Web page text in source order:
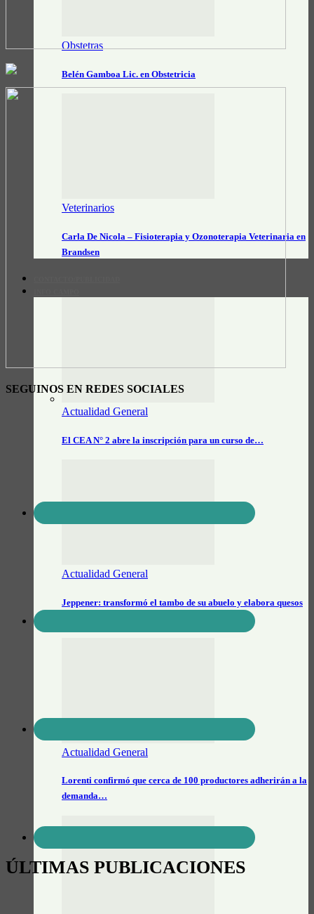
Obstetras
Belén Gamboa Lic. en Obstetricia
Veterinarios
Carla De Nicola – Fisioterapia y Ozonoterapia Veterinaria en
Brandsen
Actualidad General
El CEA N° 2 abre la inscripción para un curso de…
Actualidad General
Jeppener: transformó el tambo de su abuelo y elabora quesos
Actualidad General
Lorenti confirmó que cerca de 100 productores adherirán a la
demanda…
SEGUINOS EN REDES SOCIALES
ÚLTIMAS PUBLICACIONES